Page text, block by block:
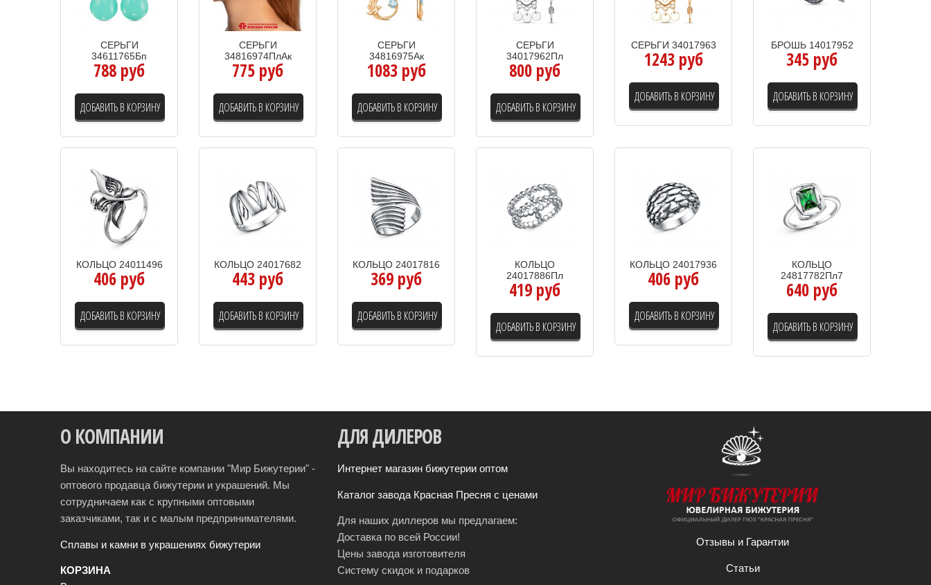
СЕРЬГИ
34611765Бп
788 руб
ДОБАВИТЬ В КОРЗИНУ
СЕРЬГИ
34816974ПлАк
775 руб
ДОБАВИТЬ В КОРЗИНУ
СЕРЬГИ
34816975Ак
1083 руб
ДОБАВИТЬ В КОРЗИНУ
СЕРЬГИ
34017962Пл
800 руб
ДОБАВИТЬ В КОРЗИНУ
СЕРЬГИ 34017963
1243 руб
ДОБАВИТЬ В КОРЗИНУ
БРОШЬ 14017952
345 руб
ДОБАВИТЬ В КОРЗИНУ
КОЛЬЦО 24011496
406 руб
ДОБАВИТЬ В КОРЗИНУ
КОЛЬЦО 24017682
443 руб
ДОБАВИТЬ В КОРЗИНУ
КОЛЬЦО 24017816
369 руб
ДОБАВИТЬ В КОРЗИНУ
КОЛЬЦО
24017886Пл
419 руб
ДОБАВИТЬ В КОРЗИНУ
КОЛЬЦО 24017936
406 руб
ДОБАВИТЬ В КОРЗИНУ
КОЛЬЦО
24817782Пл7
640 руб
ДОБАВИТЬ В КОРЗИНУ
О КОМПАНИИ
Вы находитесь на сайте компании "Мир Бижутерии" -
оптового продавца бижутерии и украшений. Мы
сотрудничаем как с крупными оптовыми
заказчиками, так и с малым предпринимателями.
Сплавы и камни в украшениях бижутерии
КОРЗИНА
ДЛЯДИЛЕРОВ
Интернет магазин бижутерии оптом
Каталог завода Красная Пресня с ценами
Для наших диллеров мы предлагаем:
Доставка по всей России!
Цены завода изготовителя
Систему скидок и подарков
Отзывы и Гарантии
Статьи